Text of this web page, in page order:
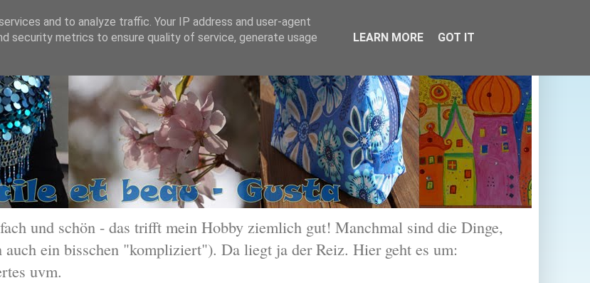
und schön - das trifft mein Hobby ziemlich gut! Manchmal sind die Dinge,
ein bisschen "kompliziert"). Da liegt ja der Reiz. Hier geht es um:
uvm.
and to analyze traffic. Your IP address and user-agent
security metrics to ensure quality of service, generate usage
LEARN MORE GOT IT